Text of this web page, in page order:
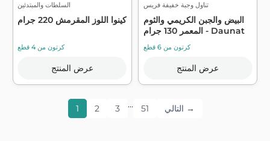
السلطات والمبتدئين
كينوا اللوز المقرمش 220 جرام
كرتون من 4 قطع
عرض المنتج
تناول وجبة خفيفة فريس
البيض والجبن الكريمي والثوم
المعمر 130 جرام - Daunat
كرتون من 6 قطع
عرض المنتج
1 2 3 … 51 التالي →